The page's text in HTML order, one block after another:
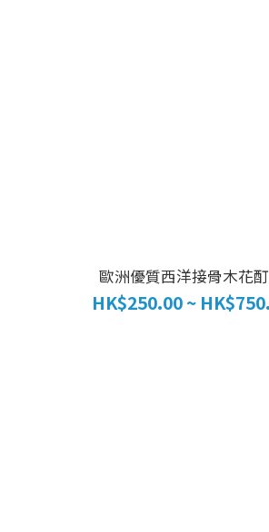
歐洲優質西洋接骨木花
HK$250.00 ~